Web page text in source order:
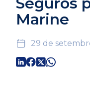
Marine
29 de